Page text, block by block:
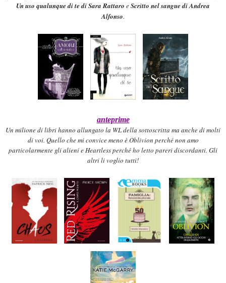
Un uso qualunque di te di Sara Rattaro eScritto nel sangue di Andrea
Alfonso.
anteprime
Un milione dilibrihanno allungato la WL della sottoscritta ma anche di molti
di voi. Quello che mi convice meno è Oblivion perché non amo
particolarmente gli alienie Heartlessperchého letto pareri discordanti. Gli
altri li voglio tutti!